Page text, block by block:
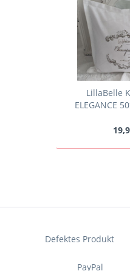
LillaBelle
ELEGANCE
Defektes Produkt
PayPal